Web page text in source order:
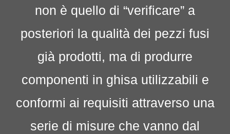
non è quello di “verificare” a
posteriori la qualità dei pezzi fusi
già prodotti, ma di produrre
componenti in ghisa utilizzabili e
conformi ai requisiti attraverso una
serie di misure che vanno dal